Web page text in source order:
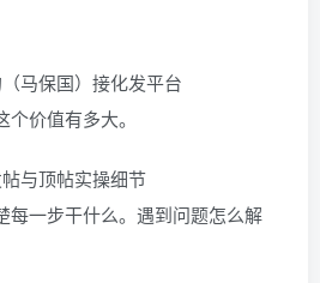
马保国）接化发平台
价值有多大。
帖与顶帖实操细节
每一步干什么。遇到问题怎么解